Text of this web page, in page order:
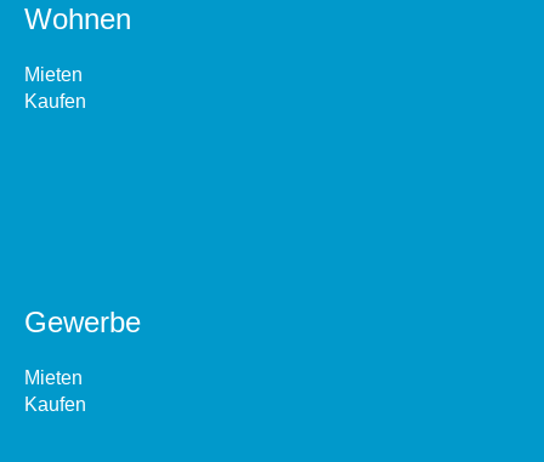
Wohnen
Mieten
Kaufen
Gewerbe
Mieten
Kaufen